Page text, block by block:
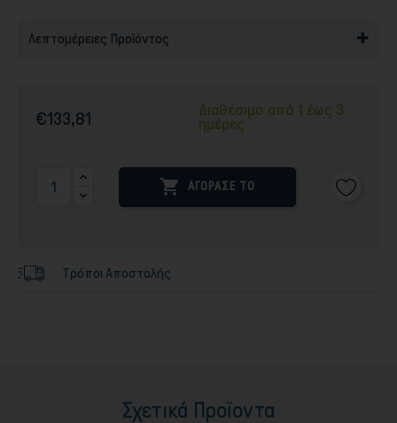
Λεπτομέρειες Προϊόντος
€133,81
Διαθέσιμο από 1 έως 3
ημέρες
 ΑΓΟΡΑΣΕ ΤΟ
Τρόποι Αποστολής
Σχετικά Προϊοντα